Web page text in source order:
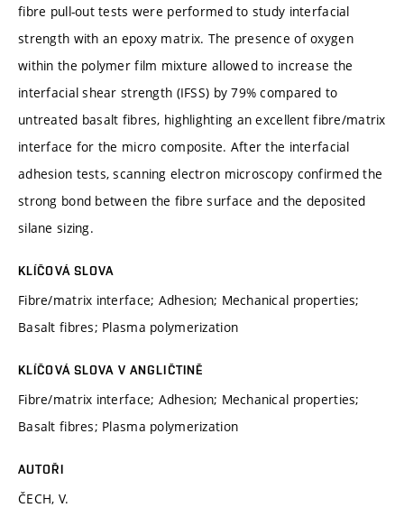
fibre pull-out tests were performed to study interfacial
strength with an epoxy matrix. The presence of oxygen
within the polymer film mixture allowed to increase the
interfacial shear strength (IFSS) by 79% compared to
untreated basalt fibres, highlighting an excellent fibre/matrix
interface for the micro composite. After the interfacial
adhesion tests, scanning electron microscopy confirmed the
strong bond between the fibre surface and the deposited
silane sizing.
KLÍČOVÁ SLOVA
Fibre/matrix interface; Adhesion; Mechanical properties;
Basalt fibres; Plasma polymerization
KLÍČOVÁ SLOVA V ANGLIČTINĚ
Fibre/matrix interface; Adhesion; Mechanical properties;
Basalt fibres; Plasma polymerization
AUTOŘI
ČECH, V.